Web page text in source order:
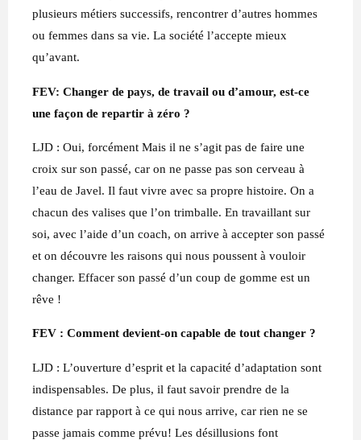
plusieurs métiers successifs, rencontrer d’autres hommes
ou femmes dans sa vie. La société l’accepte mieux
qu’avant.
FEV: Changer de pays, de travail ou d’amour, est-ce
une façon de repartir à zéro ?
LJD : Oui, forcément Mais il ne s’agit pas de faire une
croix sur son passé, car on ne passe pas son cerveau à
l’eau de Javel. Il faut vivre avec sa propre histoire. On a
chacun des valises que l’on trimballe. En travaillant sur
soi, avec l’aide d’un coach, on arrive à accepter son passé
et on découvre les raisons qui nous poussent à vouloir
changer. Effacer son passé d’un coup de gomme est un
rêve !
FEV : Comment devient-on capable de tout changer ?
LJD : L’ouverture d’esprit et la capacité d’adaptation sont
indispensables. De plus, il faut savoir prendre de la
distance par rapport à ce qui nous arrive, car rien ne se
passe jamais comme prévu! Les désillusions font